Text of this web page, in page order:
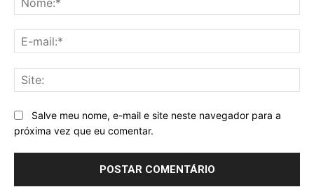
Salve meu nome, e-mail e site neste navegador para a
próxima vez que eu comentar.